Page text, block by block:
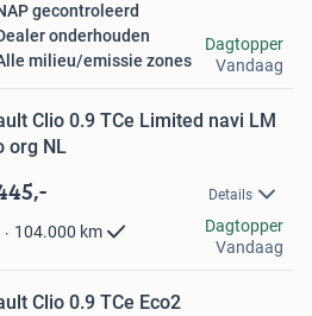
gecontroleerd
onderhouden
milieu/emissie zones
Dagtopper
Vandaag
Clio 0.9 TCe Limited navi LM
org NL
Details
104.000 km
Dagtopper
Vandaag
Clio 0.9 TCe Eco2